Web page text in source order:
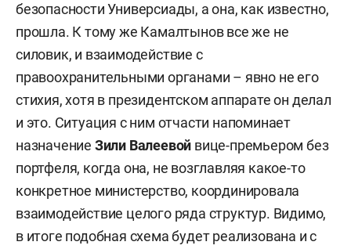
безопасности Универсиады, а она, как известно,
прошла. К тому же Камалтынов все же не
силовик, и взаимодействие с
правоохранительными органами – явно не его
стихия, хотя в президентском аппарате он делал
и это. Ситуация с ним отчасти напоминает
назначение Зили Валеевой вице-премьером без
портфеля, когда она, не возглавляя какое-то
конкретное министерство, координировала
взаимодействие целого ряда структур. Видимо,
в итоге подобная схема будет реализована и с